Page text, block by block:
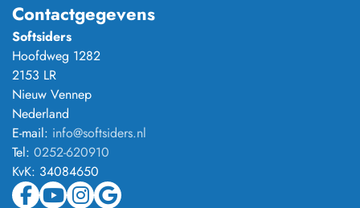
Contactgegevens
Softsiders
Hoofdweg 1282
2153 LR
Nieuw Vennep
Nederland
E-mail: info@softsiders.nl
Tel: 0252-620910
KvK: 34084650